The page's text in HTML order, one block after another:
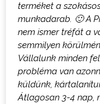
terméket a
munkadarab. 🙂 A
nem ismer tréfát a
semmilyen
Vállalunk minden
probléma van
küldünk,
Átlagosan 3-4 nap,